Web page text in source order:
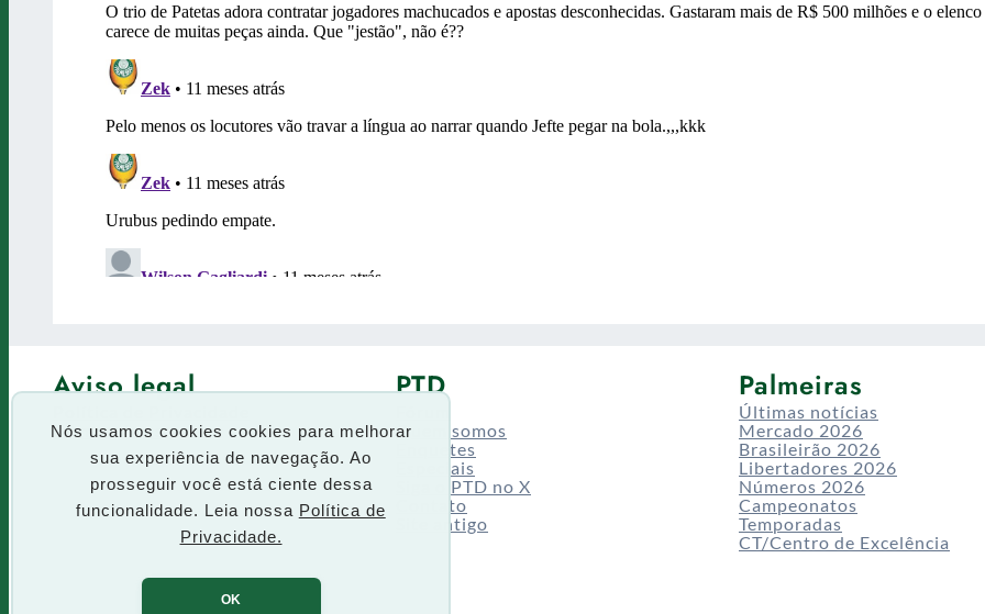
Nós usamos cookies cookies para melhorar
sua experiência de navegação. Ao
prosseguir você está ciente dessa
funcionalidade. Leia nossa Política de
Privacidade.
OK
Aviso legal
Termos de uso
PTD
Quem somos
Enquetes
Especiais
Siga o PTD no X
Contato
Site antigo
Palmeiras
Últimas notícias
Mercado 2026
Brasileirão 2026
Libertadores 2026
Números 2026
Campeonatos
Temporadas
CT/Centro de Excelência